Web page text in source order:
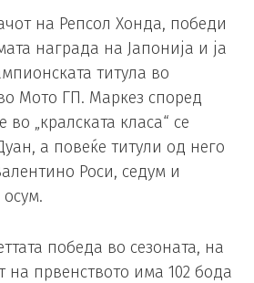
на Репсол Хонда, победи
награда на Јапонија и ја
титула во
Мото ГП. Маркез според
во „кралската класа“ се
а повеќе титули од него
Роси, седум и
победа во сезоната, на
на првенството има 102 бода